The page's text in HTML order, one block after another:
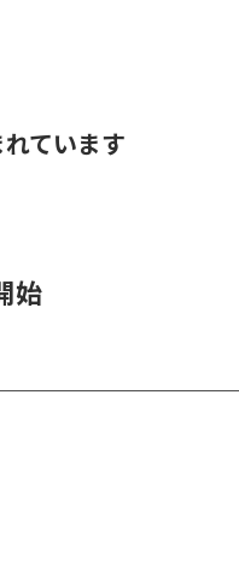
ています
始